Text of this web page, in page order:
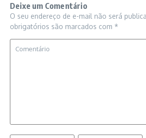
Deixe um Comentário
O seu endereço de e-mail não será
obrigatórios são marcados com *